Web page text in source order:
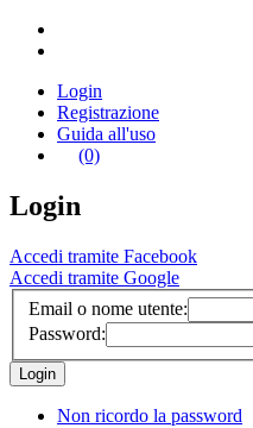
Login
Registrazione
Guida all'uso
(0)
Login
Accedi tramite Facebook
Accedi tramite Google
Email o nome utente:
Password:
Non ricordo la password